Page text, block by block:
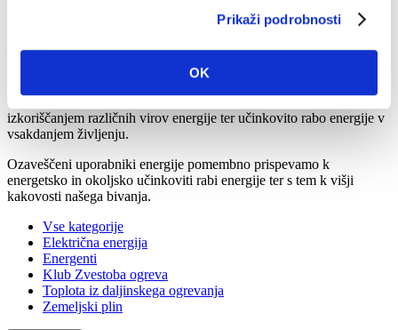
Prikaži podrobnosti
OK
Svetovalec
vprašanja naših uporabnikov
izkoriščanjem različnih virov energije ter učinkovito rabo energije v
vsakdanjem življenju.
Ozaveščeni uporabniki energije pomembno prispevamo k
energetsko in okoljsko učinkoviti rabi energije ter s tem k višji
kakovosti našega bivanja.
Vse kategorije
Električna energija
Energenti
Klub Zvestoba ogreva
Toplota iz daljinskega ogrevanja
Zemeljski plin